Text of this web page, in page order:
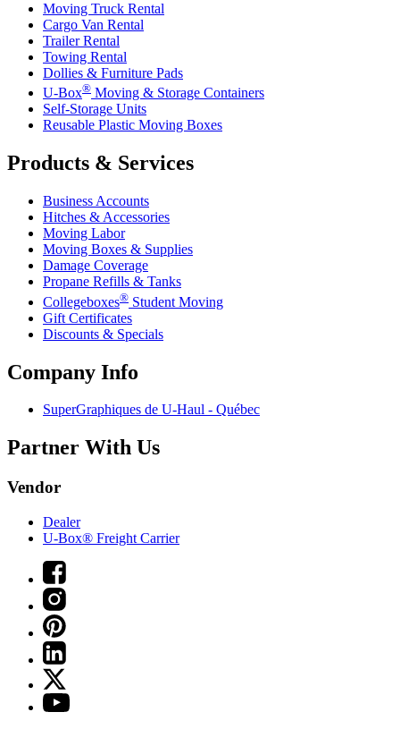
Moving Truck Rental
Cargo Van Rental
Trailer Rental
Towing Rental
Dollies & Furniture Pads
U-Box® Moving & Storage Containers
Self-Storage Units
Reusable Plastic Moving Boxes
Products & Services
Business Accounts
Hitches & Accessories
Moving Labor
Moving Boxes & Supplies
Damage Coverage
Propane Refills & Tanks
Collegeboxes® Student Moving
Gift Certificates
Discounts & Specials
Company Info
SuperGraphiques de U-Haul - Québec
Partner With Us
Vendor
Dealer
U-Box® Freight Carrier